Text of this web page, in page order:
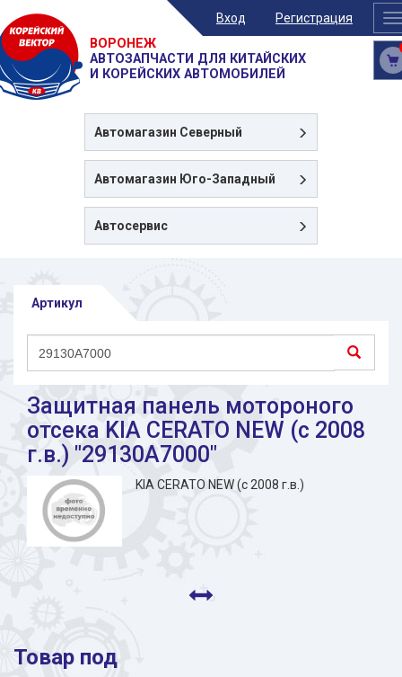
Вход Регистрация
ВОРОНЕЖ
АВТОЗАПЧАСТИ ДЛЯ КИТАЙСКИХ
И КОРЕЙСКИХ АВТОМОБИЛЕЙ
Автомагазин Северный
Автомагазин Юго-Западный
Автосервис
Артикул
Защитная панель мотороного
отсека KIA CERATO NEW (с 2008
г.в.) "29130A7000"
KIA CERATO NEW (с 2008 г.в.)
Товар под